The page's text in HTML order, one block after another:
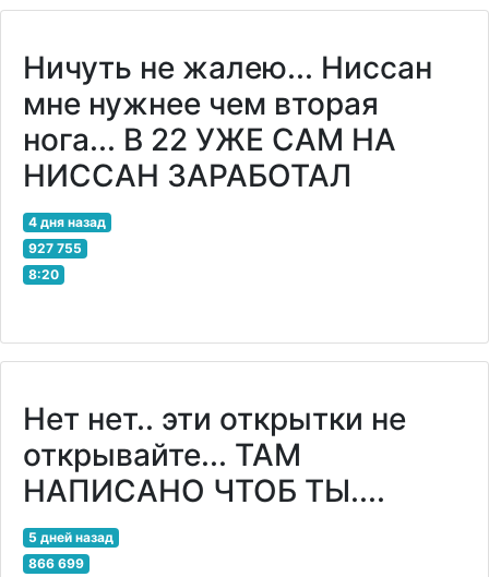
Ничуть не жалею... Ниссан
мне нужнее чем вторая
нога... В 22 УЖЕ САМ НА
НИССАН ЗАРАБОТАЛ
4 дня назад
927 755
8:20
Нет нет.. эти открытки не
открывайте... ТАМ
НАПИСАНО ЧТОБ ТЫ....
5 дней назад
866 699